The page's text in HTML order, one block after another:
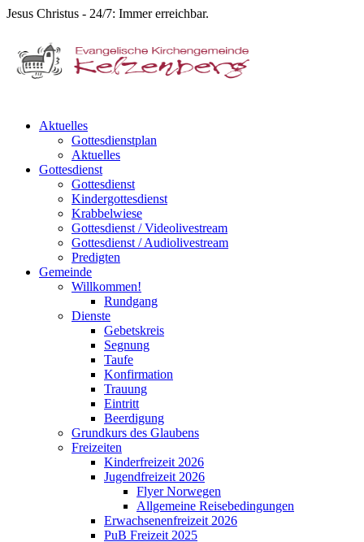
Jesus Christus - 24/7: Immer erreichbar.
Aktuelles
Gottesdienstplan
Aktuelles
Gottesdienst
Gottesdienst
Kindergottesdienst
Krabbelwiese
Gottesdienst / Videolivestream
Gottesdienst / Audiolivestream
Predigten
Gemeinde
Willkommen!
Rundgang
Dienste
Gebetskreis
Segnung
Taufe
Konfirmation
Trauung
Eintritt
Beerdigung
Grundkurs des Glaubens
Freizeiten
Kinderfreizeit 2026
Jugendfreizeit 2026
Flyer Norwegen
Allgemeine Reisebedingungen
Erwachsenenfreizeit 2026
PuB Freizeit 2025